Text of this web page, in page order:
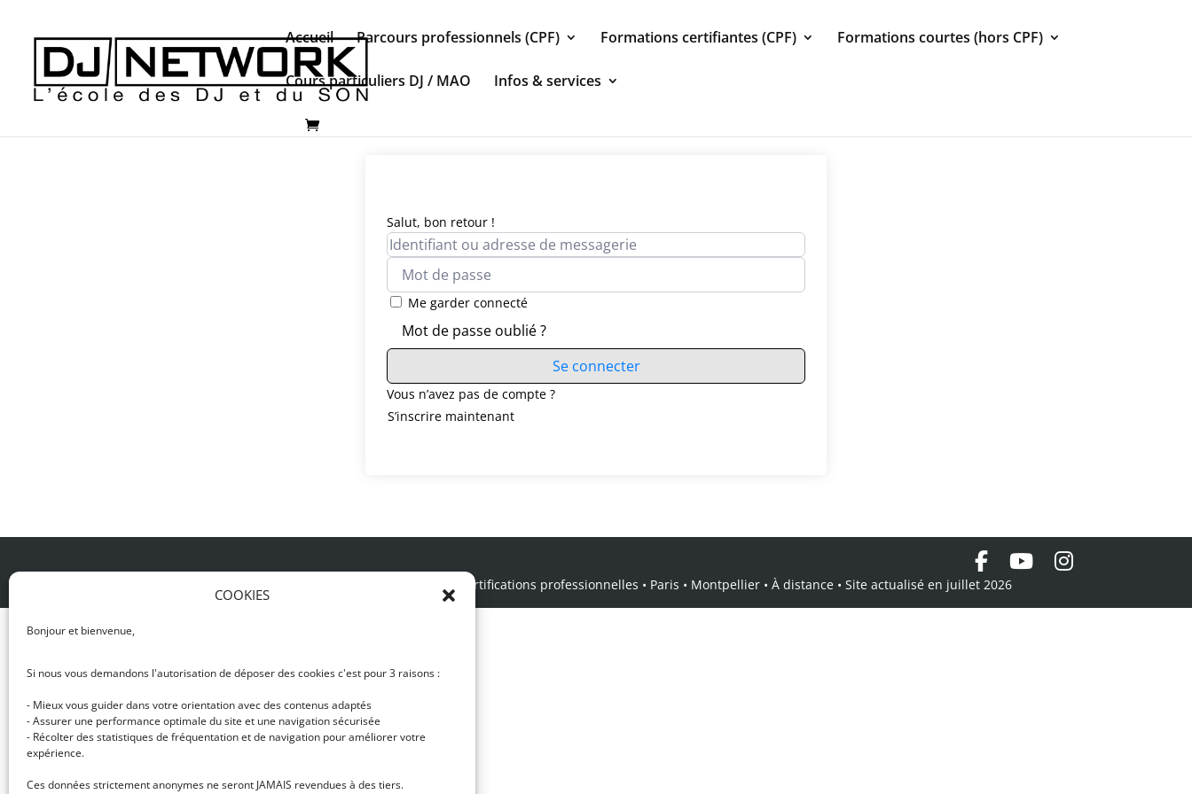
COOKIES
Bonjour et bienvenue,
Si nous vous demandons l'autorisation de déposer des cookies c'est pour 3 raisons :
- Mieux vous guider dans votre orientation avec des contenus adaptés
- Assurer une performance optimale du site et une navigation sécurisée
- Récolter des statistiques de fréquentation et de navigation pour améliorer votre
expérience.
Ces données strictement anonymes ne seront JAMAIS revendues à des tiers.
Accueil Parcours professionnels (CPF) Formations certifiantes (CPF) Formations courtes (hors CPF)
Cours particuliers DJ / MAO Infos & services
Salut, bon retour !
Me garder connecté
Mot de passe oublié ?
Se connecter
Vous n’avez pas de compte ?
S’inscrire maintenant
© DJ NETWORK • École de DJ et de production musicale • Certifications professionnelles • Paris • Montpellier • À distance • Site actualisé en juillet 2026